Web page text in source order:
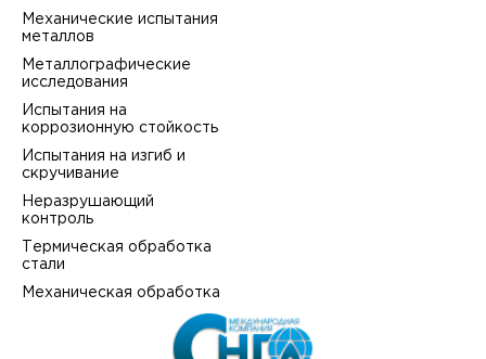
Механические испытания
металлов
Металлографические
исследования
Испытания на
коррозионную стойкость
Испытания на изгиб и
скручивание
Неразрушающий
контроль
Термическая обработка
стали
Механическая обработка